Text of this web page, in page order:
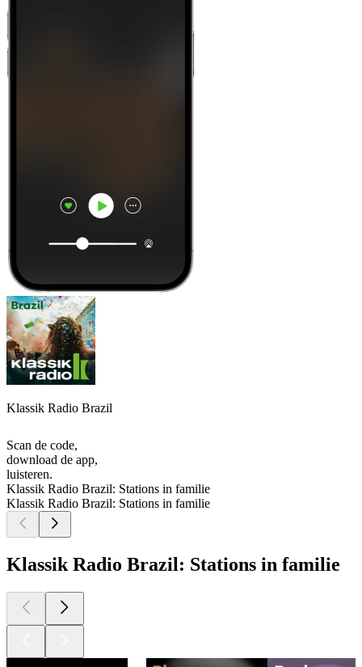
Klassik Radio Brazil
Scan de code,
download de app,
luisteren.
Klassik Radio Brazil: Stations in familie
Klassik Radio Brazil: Stations in familie
Klassik Radio Brazil: Stations in familie